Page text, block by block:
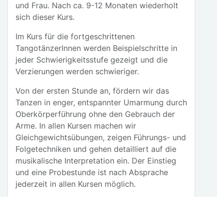
und Frau. Nach ca. 9-12 Monaten wiederholt
sich dieser Kurs.
Im Kurs für die fortgeschrittenen
TangotänzerInnen werden Beispielschritte in
jeder Schwierigkeitsstufe gezeigt und die
Verzierungen werden schwieriger.
Von der ersten Stunde an, fördern wir das
Tanzen in enger, entspannter Umarmung durch
Oberkörperführung ohne den Gebrauch der
Arme. In allen Kursen machen wir
Gleichgewichtsübungen, zeigen Führungs- und
Folgetechniken und gehen detailliert auf die
musikalische Interpretation ein. Der Einstieg
und eine Probestunde ist nach Absprache
jederzeit in allen Kursen möglich.